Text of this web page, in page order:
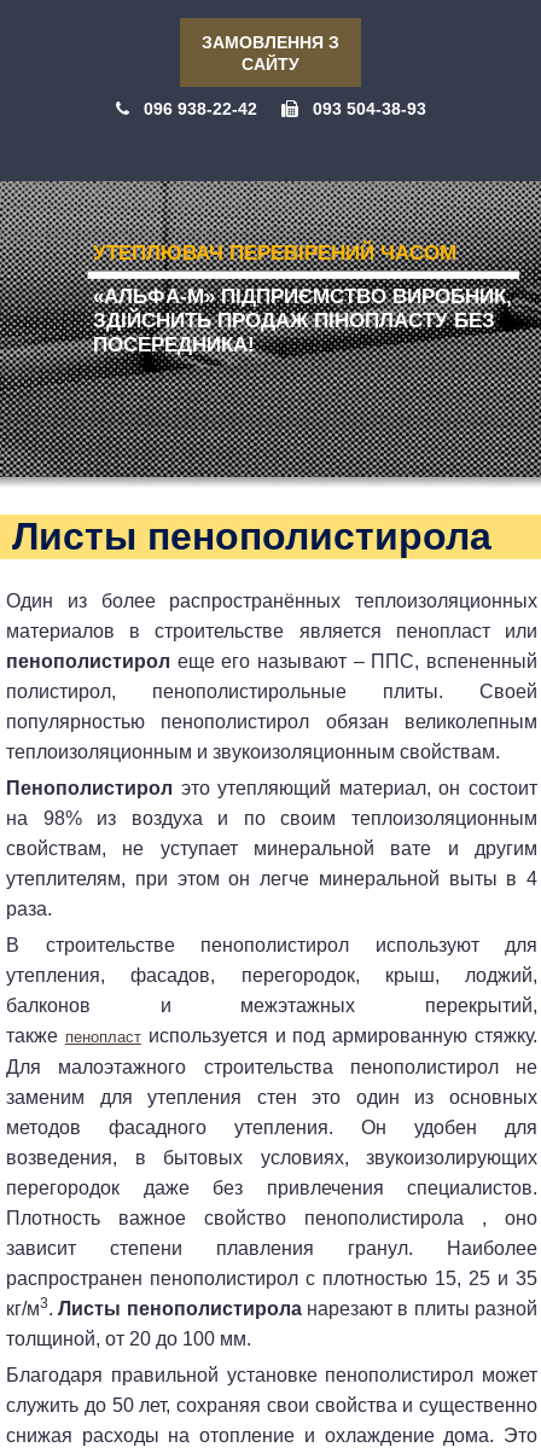
ЗАМОВЛЕННЯ З
САЙТУ
096 938-22-42 093 504-38-93
УТЕПЛЮВАЧ ПЕРЕВІРЕНИЙ ЧАСОМ
«АЛЬФА-М» ПІДПРИЄМСТВО ВИРОБНИК,
ЗДІЙСНИТЬ ПРОДАЖ ПІНОПЛАСТУ БЕЗ
ПОСЕРЕДНИКА!
Листы пенополистирола
Один из более распространённых теплоизоляционных
материалов в строительстве является пенопласт или
пенополистирол еще его называют – ППС, вспененный
полистирол, пенополистирольные плиты. Своей
популярностью пенополистирол обязан великолепным
теплоизоляционным и звукоизоляционным свойствам.
Пенополистирол это утепляющий материал, он состоит
на 98% из воздуха и по своим теплоизоляционным
свойствам, не уступает минеральной вате и другим
утеплителям, при этом он легче минеральной выты в 4
раза.
В строительстве пенополистирол используют для
утепления, фасадов, перегородок, крыш, лоджий,
балконов и межэтажных перекрытий,
также пенопластиспользуется и под армированную стяжку.
Для малоэтажного строительства пенополистирол не
заменим для утепления стен это один из основных
методов фасадного утепления. Он удобен для
возведения, в бытовых условиях, звукоизолирующих
перегородок даже без привлечения специалистов.
Плотность важное свойство пенополистирола , оно
зависит степени плавления гранул. Наиболее
распространен пенополистирол с плотностью 15, 25 и 35
кг/м3.Листы пенополистироланарезают в плиты разной
толщиной, от 20 до 100 мм.
Благодаря правильной установке пенополистирол может
служить до 50 лет, сохраняя свои свойства и существенно
снижая расходы на отопление и охлаждение дома. Это